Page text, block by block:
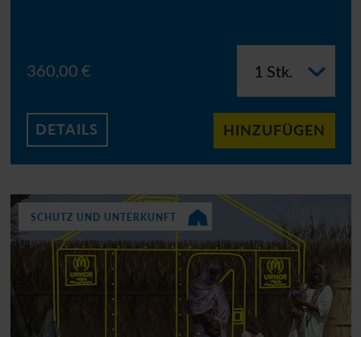
360,00 €
DETAILS HINZUFÜGEN
SCHUTZ UND UNTERKUNFT